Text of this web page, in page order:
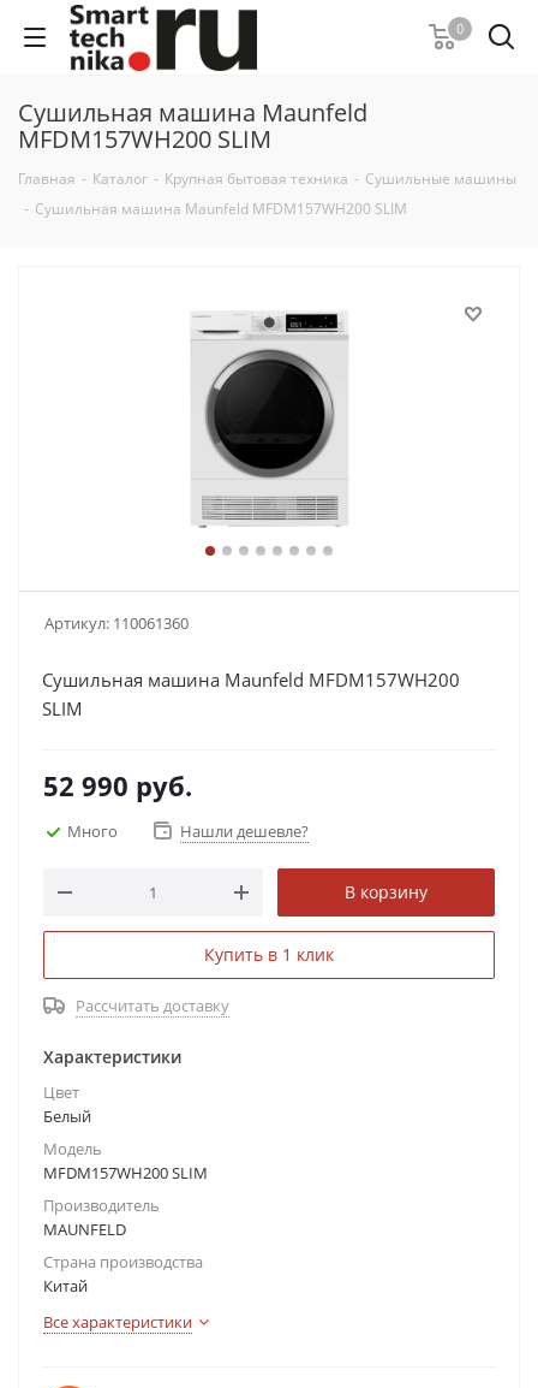
0
Сушильная машина Maunfeld
MFDM157WH200 SLIM
Главная - Каталог - Крупная бытовая техника - Сушильные машины
- Сушильная машина Maunfeld MFDM157WH200 SLIM
Артикул: 110061360
Сушильная машина Maunfeld MFDM157WH200
SLIM
52 990 руб.
Много Нашли дешевле?
В корзину
Купить в 1 клик
Рассчитать доставку
Характеристики
Цвет
Белый
Модель
MFDM157WH200 SLIM
Производитель
MAUNFELD
Страна производства
Китай
Все характеристики